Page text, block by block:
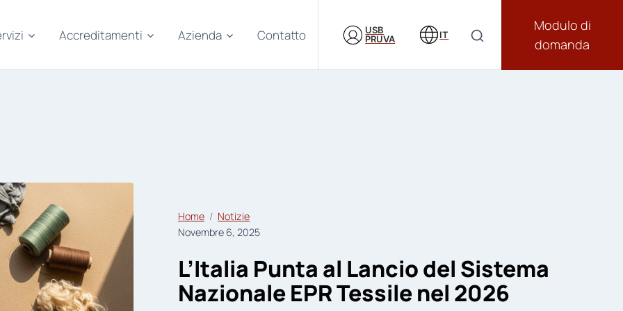
Accreditamenti Azienda Contatto
USB
PRUVA
IT
Modulo di
domanda
Home
Notizie
Novembre 6, 2025
L’Italia Punta al Lancio del Sistema
Nazionale EPR Tessile nel 2026